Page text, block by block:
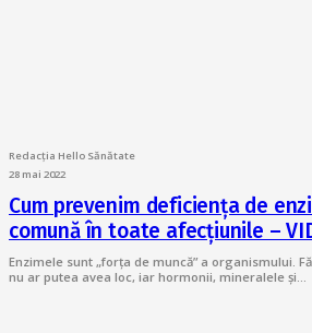
Redacția Hello Sănătate
28 mai 2022
Cum prevenim deficiența de
comună în toate afecțiunile –
Enzimele sunt „forța de muncă” a organismului.
nu ar putea avea loc, iar hormonii, mineralele și…